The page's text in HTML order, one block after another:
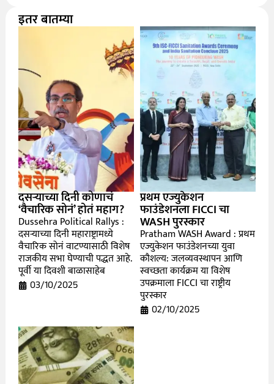
इतर बातम्या
दसऱ्याच्या दिनी कोणाचं
‘वैचारिक सोनं’ होतं महाग?
Dussehra Political Rallys :
दसऱ्याच्या दिनी महाराष्ट्रामध्ये
वैचारिक सोनं वाटण्यासाठी विशेष
राजकीय सभा घेण्याची पद्धत आहे.
पूर्वी या दिवशी बाळासाहेब
03/10/2025
प्रथम एज्युकेशन
फाउंडेशनला FICCI चा
WASH पुरस्कार
Pratham WASH Award : प्रथम
एज्युकेशन फाउंडेशनच्या युवा
कौशल्य: जलव्यवस्थापन आणि
स्वच्छता कार्यक्रम या विशेष
उपक्रमाला FICCI चा राष्ट्रीय
पुरस्कार
02/10/2025